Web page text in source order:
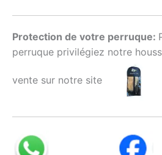
Protection de votre perruque:
perruque privilégiez notre
vente sur notre site